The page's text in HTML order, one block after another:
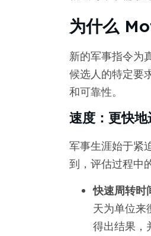
为什么
新的军事指令为
候选人的特定要
和可靠性。
速度：更快
军事生涯始于紧
到，评估过程中
快速周转时
天为单位来
得出结果，